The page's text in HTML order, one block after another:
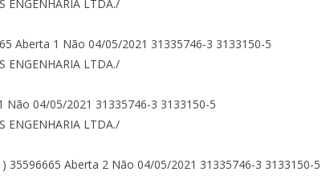
ENGENHARIA LTDA./
Aberta 1 Não 04/05/2021 31335746-3 3133150-5
ENGENHARIA LTDA./
Não 04/05/2021 31335746-3 3133150-5
ENGENHARIA LTDA./
35596665 Aberta 2 Não 04/05/2021 31335746-3 3133150-5